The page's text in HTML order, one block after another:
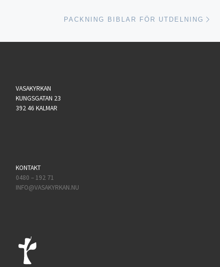
PACKNING BIBLAR FÖR UTDELNING
VASAKYRKAN
KUNGSGATAN 23
392 46 KALMAR
KONTAKT
0480 – 192 71
INFO@VASAKYRKAN.NU